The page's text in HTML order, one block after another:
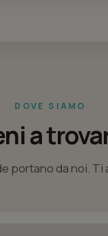
DOVE SIAMO
a
portano da noi. Ti